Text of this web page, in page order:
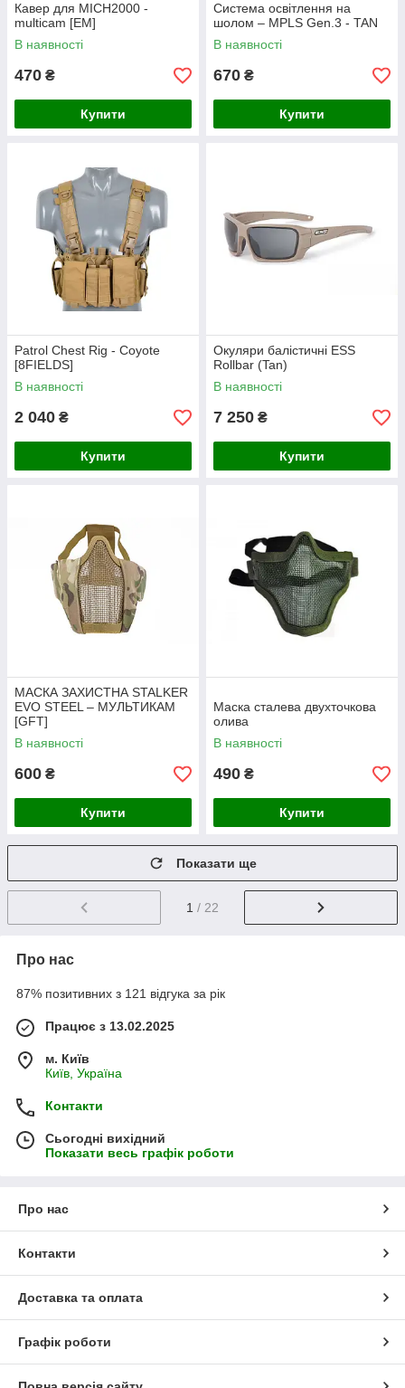
Кавер для MICH2000 -
multicam [EM]
В наявності
470 ₴
Купити
Система освітлення на
шолом – MPLS Gen.3 - TAN
В наявності
670 ₴
Купити
Patrol Chest Rig - Coyote
[8FIELDS]
В наявності
2 040 ₴
Купити
Окуляри балістичні ESS
Rollbar (Tan)
В наявності
7 250 ₴
Купити
МАСКА ЗАХИСТНА STALKER
EVO STEEL – МУЛЬТИКАМ
[GFT]
В наявності
600 ₴
Купити
Маска сталева двухточкова
олива
В наявності
490 ₴
Купити
Показати ще
1 / 22
Про нас
87% позитивних з 121 відгука за рік
Працює з 13.02.2025
м. Київ
Київ, Україна
Контакти
Сьогодні вихідний
Показати весь графік роботи
Про нас
Контакти
Доставка та оплата
Графік роботи